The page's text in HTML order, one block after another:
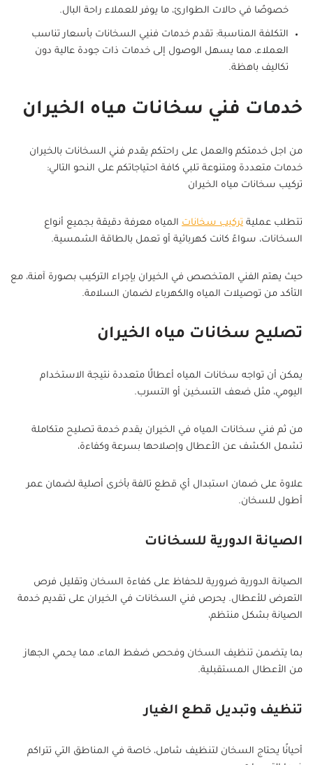
خصوصًا في حالات الطوارئ، ما يوفر للعملاء راحة البال.
التكلفة المناسبة: تقدم خدمات فنيي السخانات بأسعار تناسب
العملاء، مما يسهل الوصول إلى خدمات ذات جودة عالية دون
تكاليف باهظة.
خدمات فني سخانات مياه الخيران
من اجل خدمتكم والعمل على راحتكم يقدم فني السخانات بالخيران
خدمات متعددة ومتنوعة تلبي كافة احتياجاتكم على النحو التالي:
تركيب سخانات مياه الخيران
تتطلب عملية تركيب سخانات المياه معرفة دقيقة بجميع أنواع
السخانات، سواءً كانت كهربائية أو تعمل بالطاقة الشمسية.
حيث يهتم الفني المتخصص في الخيران بإجراء التركيب بصورة آمنة، مع
التأكد من توصيلات المياه والكهرباء لضمان السلامة.
تصليح سخانات مياه الخيران
يمكن أن تواجه سخانات المياه أعطالًا متعددة نتيجة الاستخدام
اليومي، مثل ضعف التسخين أو التسرب.
من ثم فني سخانات المياه في الخيران يقدم خدمة تصليح متكاملة
تشمل الكشف عن الأعطال وإصلاحها بسرعة وكفاءة،
علاوة على ضمان استبدال أي قطع تالفة بأخرى أصلية لضمان عمر
أطول للسخان.
الصيانة الدورية للسخانات
الصيانة الدورية ضرورية للحفاظ على كفاءة السخان وتقليل فرص
التعرض للأعطال. يحرص فني السخانات في الخيران على تقديم خدمة
الصيانة بشكل منتظم،
بما يتضمن تنظيف السخان وفحص ضغط الماء، مما يحمي الجهاز
من الأعطال المستقبلية.
تنظيف وتبديل قطع الغيار
أحيانًا يحتاج السخان لتنظيف شامل، خاصة في المناطق التي تتراكم